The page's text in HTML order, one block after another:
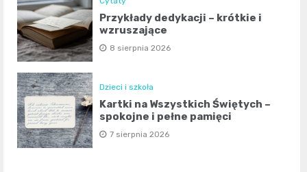
Przykłady dedykacji – krótkie i
wzruszające
8 sierpnia 2026
Dzieci i szkoła
Kartki na Wszystkich Świętych –
spokojne i pełne pamięci
7 sierpnia 2026